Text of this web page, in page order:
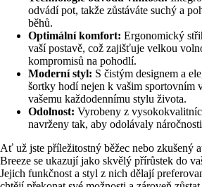
odvádí pot, takže zůstáváte suchý a
běhů.
Optimální komfort: Ergonomický
vaší postavě, což zajišťuje velkou
kompromisů na pohodlí.
Moderní styl: S čistým designem a
šortky hodí nejen k vašim sportovním
vašemu každodennímu stylu života.
Odolnost: Vyrobeny z
navrženy tak, aby odolávaly
Ať už jste příležitostný běžec nebo zkušený
Breeze se ukazují jako skvělý přírůstek do
Jejich funkčnost a styl z nich dělají